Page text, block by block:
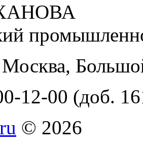
Москва,
12-00 (доб.
© 2026